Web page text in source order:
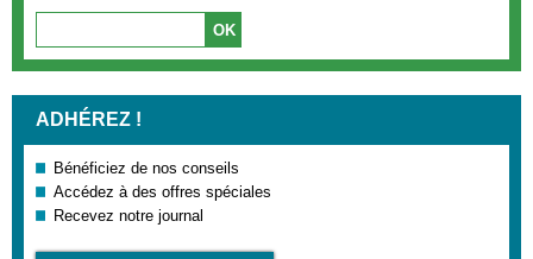
ADHÉREZ !
Bénéficiez de nos conseils
Accédez à des offres spéciales
Recevez notre journal